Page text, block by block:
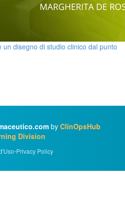
disegno di studio clinico dal punto
by ClinOpsHub
Division
•Privacy Policy